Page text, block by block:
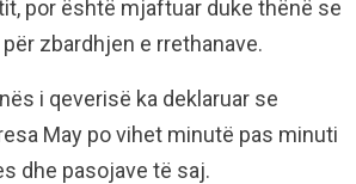
por është mjaftuar duke thënë se
zbardhjen e rrethanave.
i qeverisë ka deklaruar se
May po vihet minutë pas minuti
dhe pasojave të saj.